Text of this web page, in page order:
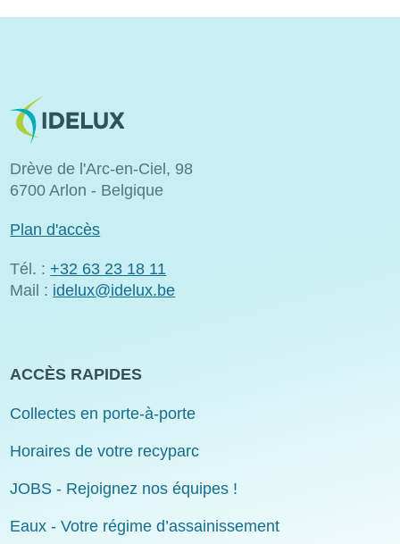
Image
Drève de l'Arc-en-Ciel, 98
6700 Arlon - Belgique
Plan d'accès
Tél. : +32 63 23 18 11
Mail : idelux@idelux.be
ACCÈS RAPIDES
Collectes en porte-à-porte
Horaires de votre recyparc
JOBS - Rejoignez nos équipes !
Eaux - Votre régime d’assainissement